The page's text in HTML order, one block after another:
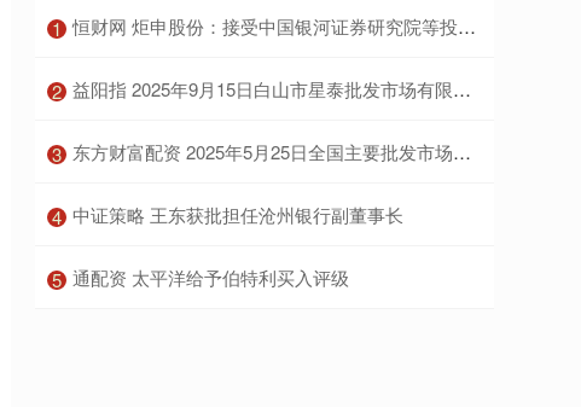
1 ​恒财网 炬申股份：接受中国银河证券研究院等投资者调研
2 ​益阳指 2025年9月15日白山市星泰批发市场有限公司价格行情
3 ​东方财富配资 2025年5月25日全国主要批发市场芦笋价格行情
4 ​中证策略 王东获批担任沧州银行副董事长
5 ​通配资 太平洋给予伯特利买入评级